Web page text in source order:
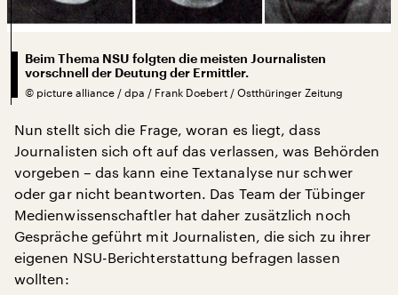
Beim Thema NSU folgten die meisten Journalisten
vorschnell der Deutung der Ermittler.
© picture alliance / dpa / Frank Doebert / Ostthüringer Zeitung
Nun stellt sich die Frage, woran es liegt, dass
Journalisten sich oft auf das verlassen, was Behörden
vorgeben – das kann eine Textanalyse nur schwer
oder gar nicht beantworten. Das Team der Tübinger
Medienwissenschaftler hat daher zusätzlich noch
Gespräche geführt mit Journalisten, die sich zu ihrer
eigenen NSU-Berichterstattung befragen lassen
wollten: